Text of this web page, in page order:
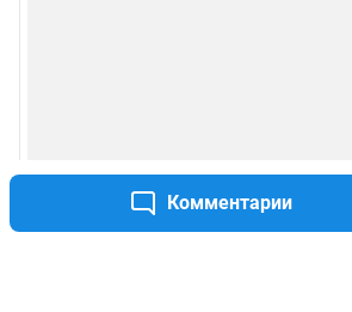
Комментарии